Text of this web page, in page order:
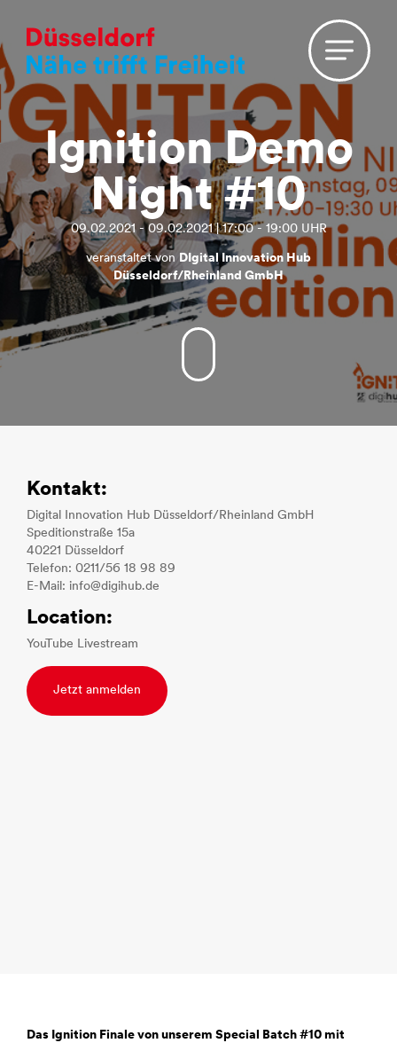
Ignition Demo
Night #10
09.02.2021 - 09.02.2021 | 17:00 - 19:00 UHR
veranstaltet von
DIgital Innovation Hub
Düsseldorf/Rheinland GmbH
Kontakt:
Digital Innovation Hub Düsseldorf/Rheinland GmbH
Speditionstraße 15a
40221 Düsseldorf
Telefon: 0211/56 18 98 89
E-Mail: info@digihub.de
Location:
YouTube Livestream
Jetzt anmelden
Das Ignition Finale von unserem Special Batch #10 mit